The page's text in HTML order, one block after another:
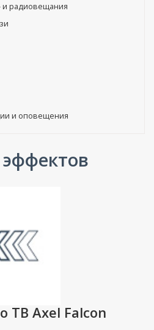
и радиовещания
и оповещения
ТВ Axel Falcon